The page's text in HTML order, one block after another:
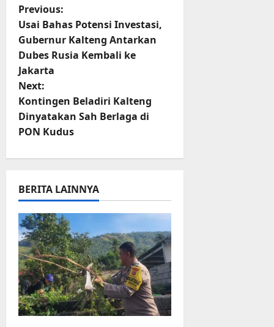
P
o
s
t
n
a
i
g
a
t
i
Previous:
Usai Bahas Potensi Investasi,
Gubernur Kalteng Antarkan
Dubes Rusia Kembali ke
Jakarta
Next:
Kontingen Beladiri Kalteng
Dinyatakan Sah Berlaga di
PON Kudus
BERITA LAINNYA